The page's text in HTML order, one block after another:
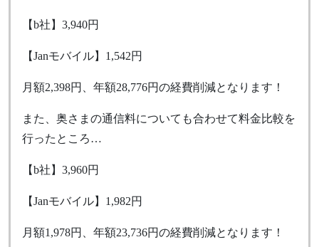
【b社】3,940円
【Janモバイル】1,542円
月額2,398円、年額28,776円の経費削減となります！
また、奥さまの通信料についても合わせて料金比較を
行ったところ…
【b社】3,960円
【Janモバイル】1,982円
月額1,978円、年額23,736円の経費削減となります！